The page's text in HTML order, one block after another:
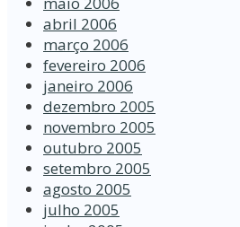
abril 2006
março 2006
fevereiro 2006
janeiro 2006
dezembro 2005
novembro 2005
outubro 2005
setembro 2005
agosto 2005
julho 2005